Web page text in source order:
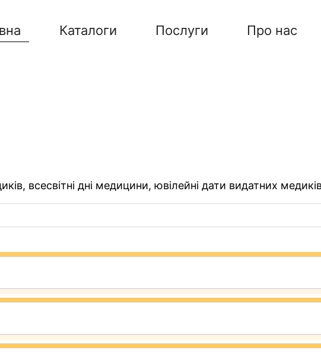
Каталоги Послуги Про нас
всесвітні дні медицини, ювілейні дати видатних